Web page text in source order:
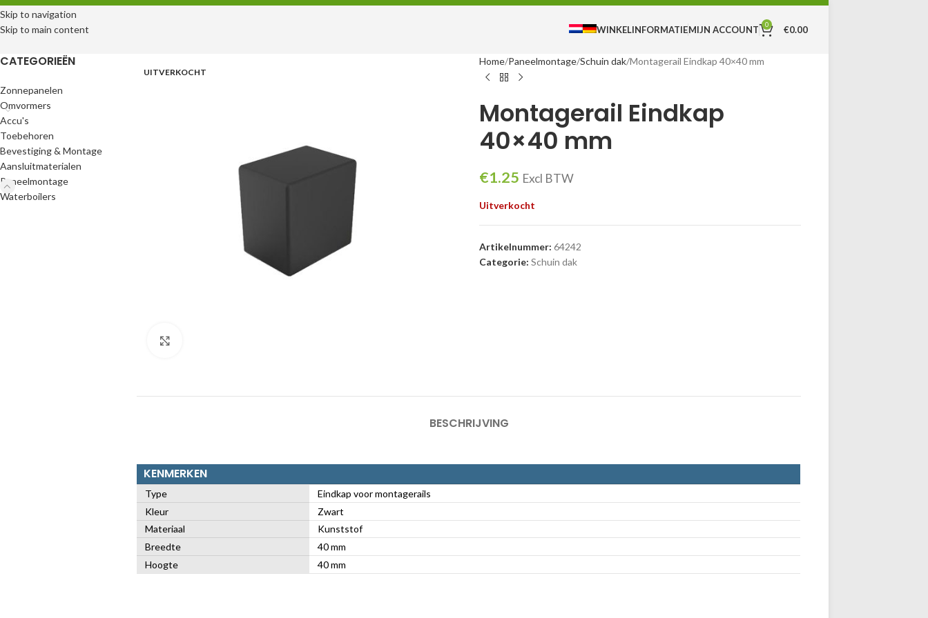
Skip to navigation
Skip to main content
WINKELINFORMATIEMIJN ACCOUNT 0 €0.00
CATEGORIEËN
Zonnepanelen
Omvormers
Accu's
Toebehoren
Bevestiging & Montage
Aansluitmaterialen
Paneelmontage
Waterboilers
UITVERKOCHT
Home Paneelmontage Schuin dak Montagerail Eindkap 40×40 mm
Montagerail Eindkap
40×40 mm
€1.25 Excl BTW
Uitverkocht
Artikelnummer:64242
Categorie: Schuin dak
BESCHRIJVING
KENMERKEN
Type
Eindkap voor montagerails
Kleur
Zwart
Materiaal
Kunststof
Breedte
40 mm
Hoogte
40 mm